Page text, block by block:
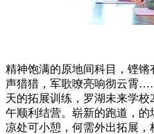
精神饱满的原地间科目，铿
声猎猎，军歌嘹亮响彻云霄
天的拓展训练，罗湖未来学校
午顺利结营。崭新的跑道，
凉处可小憩，何需外出拓展